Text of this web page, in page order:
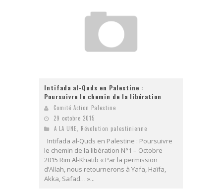
Intifada al-Quds en Palestine :
Poursuivre le chemin de la libération
Comité Action Palestine
29 octobre 2015
A LA UNE, Révolution palestinienne
Intifada al-Quds en Palestine : Poursuivre
le chemin de la libération N°1 – Octobre
2015 Rim Al-Khatib « Par la permission
d’Allah, nous retournerons à Yafa, Haïfa,
Akka, Safad… »...